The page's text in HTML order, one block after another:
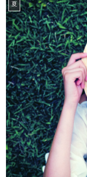
夏